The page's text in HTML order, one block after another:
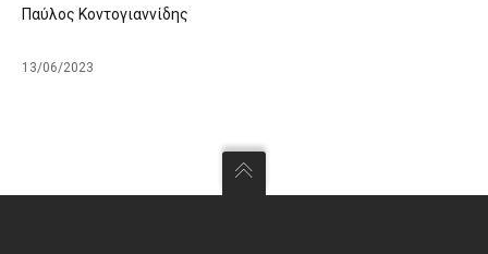
Παύλος Κοντογιαννίδης
13/06/2023